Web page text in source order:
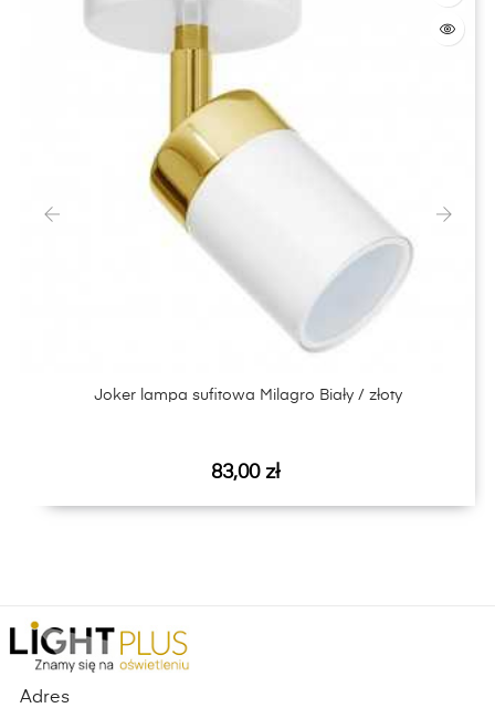
Joker lampa sufitowa Milagro Biały / złoty
Cena
83,00 zł
Adres